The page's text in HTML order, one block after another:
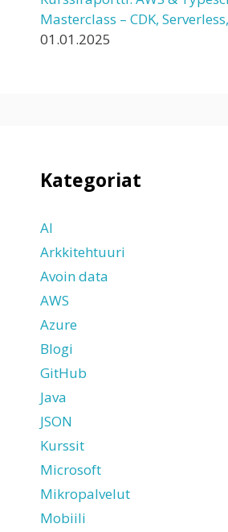
Masterclass – CDK,
01.01.2025
Kategoriat
AI
Arkkitehtuuri
Avoin data
AWS
Azure
Blogi
GitHub
Java
JSON
Kurssit
Microsoft
Mikropalvelut
Mobiili